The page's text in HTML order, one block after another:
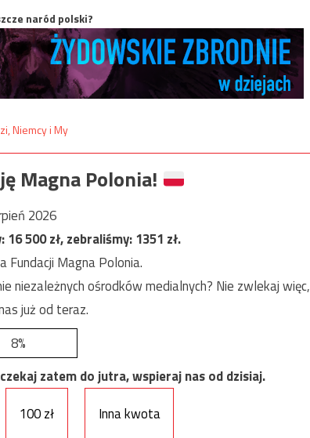
naród polski?
Magna Polonia!
2026
16 500zł, zebraliśmy:1351 zł.
Magna Polonia.
ośrodków medialnych? Nie zwlekaj więc,
już od teraz.
8%
zatem do jutra, wspieraj nas od dzisiaj.
100 zł Inna kwota